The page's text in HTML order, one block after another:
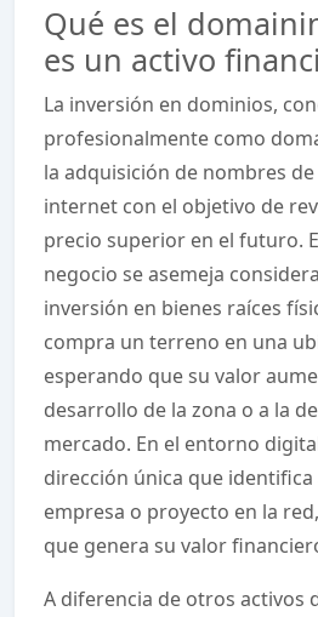
Qué es el
es un activo
La inversión en dominios,
profesionalmente como
la adquisición de nombres
internet con el objetivo de
precio superior en el futuro.
negocio se asemeja
inversión en bienes raíces
compra un terreno en una
esperando que su valor
desarrollo de la zona o a la
mercado. En el entorno
dirección única que identifica
empresa o proyecto en la
que genera su valor
A diferencia de otros activos